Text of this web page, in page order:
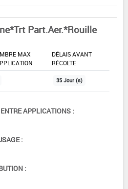
Part.Aer.*Rouille
MAX
DÉLAIS AVANT
RÉCOLTE
35 Jour (s)
APPLICATIONS :
:
: